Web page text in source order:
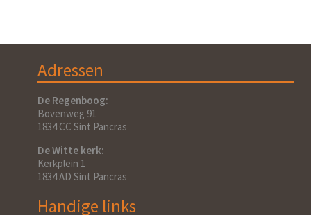
Adressen
De Regenboog:
Bovenweg 91
1834 CC Sint Pancras
De Witte kerk:
Kerkplein 1
1834 AD Sint Pancras
Handige links